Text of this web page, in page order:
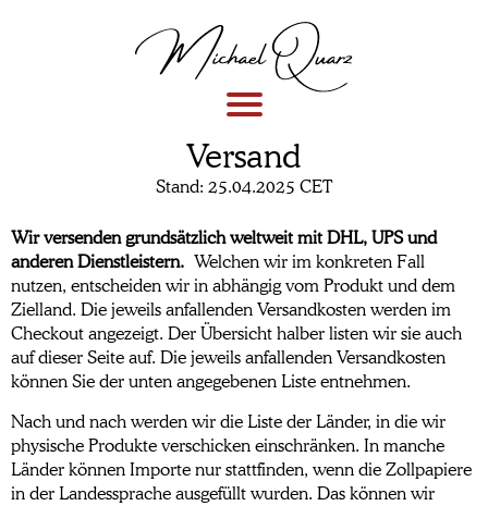
Versand
Stand: 25.04.2025 CET
Wir versenden grundsätzlich weltweit mit DHL, UPS und
anderen Dienstleistern. Welchen wir im konkreten Fall
nutzen, entscheiden wir in abhängig vom Produkt und dem
Zielland. Die jeweils anfallenden Versandkosten werden im
Checkout angezeigt. Der Übersicht halber listen wir sie auch
auf dieser Seite auf. Die jeweils anfallenden Versandkosten
können Sie der unten angegebenen Liste entnehmen.
Nach und nach werden wir die Liste der Länder, in die wir
physische Produkte verschicken einschränken. In manche
Länder können Importe nur stattfinden, wenn die Zollpapiere
in der Landessprache ausgefüllt wurden. Das können wir